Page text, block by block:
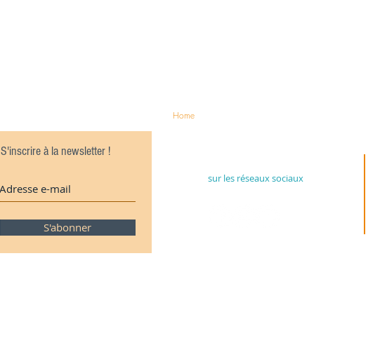
sur les réseaux sociaux
Home
S'inscrire à la newsletter !
S'abonner